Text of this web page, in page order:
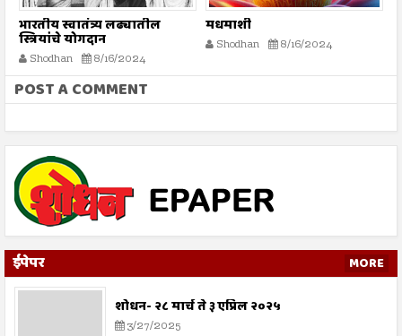
भारतीय स्वातंत्र्य लढ्यातील
स्त्रियांचे योगदान
Shodhan 8/16/2024
मधमाशी
Shodhan 8/16/2024
POST A COMMENT
ईपेपर MORE
शोधन- २८ मार्च ते ३ एप्रिल २०२५
3/27/2025